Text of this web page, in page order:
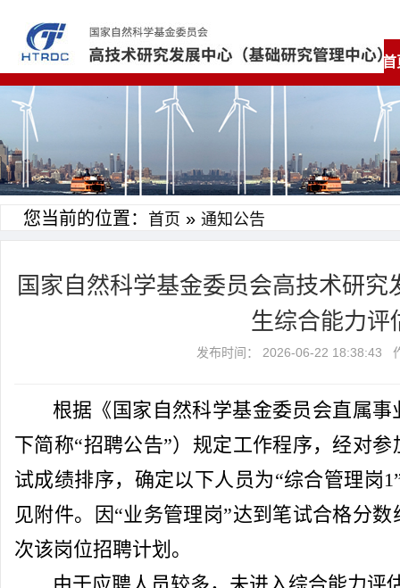
首
您当前的位置： 首页 » 通知公告
国家自然科学基金委员会高技术研
生综合能力评
发布时间： 2026-06-22 18:38:43
根据《国家自然科学基金委员会直属事
下简称“招聘公告”）规定工作程序，经对
试成绩排序，确定以下人员为“综合管理岗
见附件。因“业务管理岗”达到笔试合格分
次该岗位招聘计划。